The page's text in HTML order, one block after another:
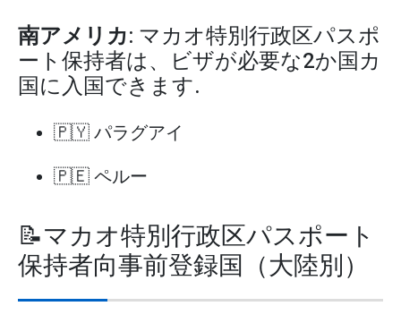
南アメリカ: マカオ特別行政区パスポ
ート保持者は、ビザが必要な2か国カ
国に入国できます.
🇵🇾 パラグアイ
🇵🇪 ペルー
📝マカオ特別行政区パスポート
保持者向事前登録国（大陸別）